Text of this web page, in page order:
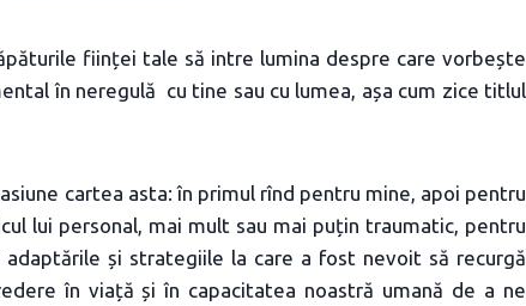
ființei tale să intre lumina despre care vorbește
în neregulă cu tine sau cu lumea, așa cum zice titlul
cartea asta: în primul rînd pentru mine, apoi pentru
lui personal, mai mult sau mai puțin traumatic, pentru
și strategiile la care a fost nevoit să recurgă
în viață și în capacitatea noastră umană de a ne